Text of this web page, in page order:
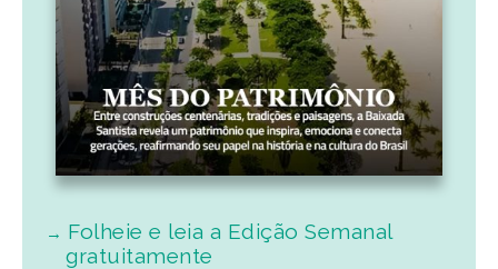
Folheie e leia a Edição Semanal
gratuitamente